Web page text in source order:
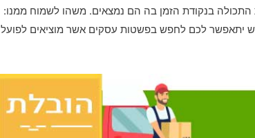
בנקודת הזמן בה הם נמצאים. משהו לשמוח ממנו:
יתאפשר לכם לחפש בפשטות עסקים אשר מוציאים לפועל